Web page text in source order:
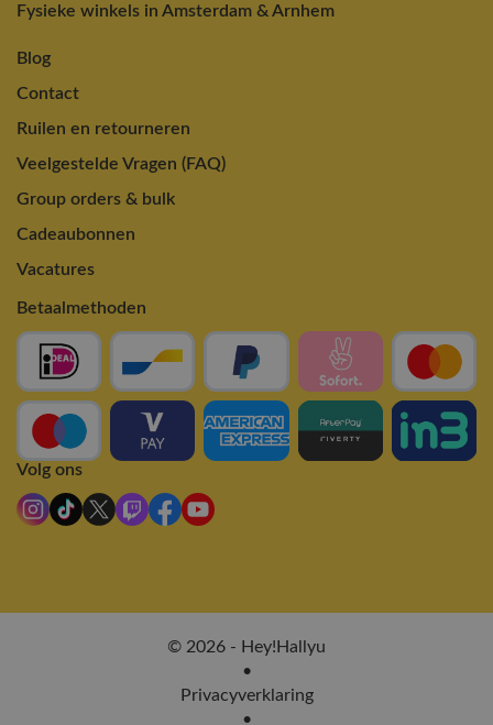
Fysieke winkels in Amsterdam & Arnhem
Blog
Contact
Ruilen en retourneren
Veelgestelde Vragen (FAQ)
Group orders & bulk
Cadeaubonnen
Vacatures
Betaalmethoden
Volg ons
© 2026 - Hey!Hallyu
•
Privacyverklaring
•